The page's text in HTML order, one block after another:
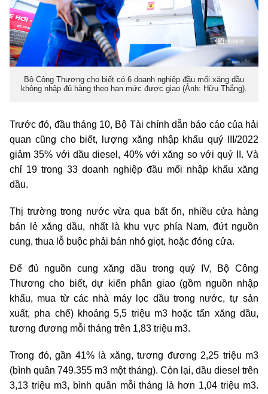
Bộ Công Thương cho biết có 6 doanh nghiệp đầu mối xăng dầu
không nhập đủ hàng theo hạn mức được giao (Ảnh: Hữu Thắng).
Trước đó, đầu tháng 10, Bộ Tài chính dẫn báo cáo của hải
quan cũng cho biết, lượng xăng nhập khẩu quý III/2022
giảm 35% với dầu diesel, 40% với xăng so với quý II. Và
chỉ 19 trong 33 doanh nghiệp đầu mối nhập khẩu xăng
dầu.
Thị trường trong nước vừa qua bất ổn, nhiều cửa hàng
bán lẻ xăng dầu, nhất là khu vực phía Nam, đứt nguồn
cung, thua lỗ buộc phải bán nhỏ giọt, hoặc đóng cửa.
Để đủ nguồn cung xăng dầu trong quý IV, Bộ Công
Thương cho biết, dự kiến phân giao (gồm nguồn nhập
khẩu, mua từ các nhà máy lọc dầu trong nước, tự sản
xuất, pha chế) khoảng 5,5 triệu m3 hoặc tấn xăng dầu,
tương đương mỗi tháng trên 1,83 triệu m3.
Trong đó, gần 41% là xăng, tương đương 2,25 triệu m3
(bình quân 749.355 m3 một tháng). Còn lại, dầu diesel trên
3,13 triệu m3, bình quân mỗi tháng là hơn 1,04 triệu m3.